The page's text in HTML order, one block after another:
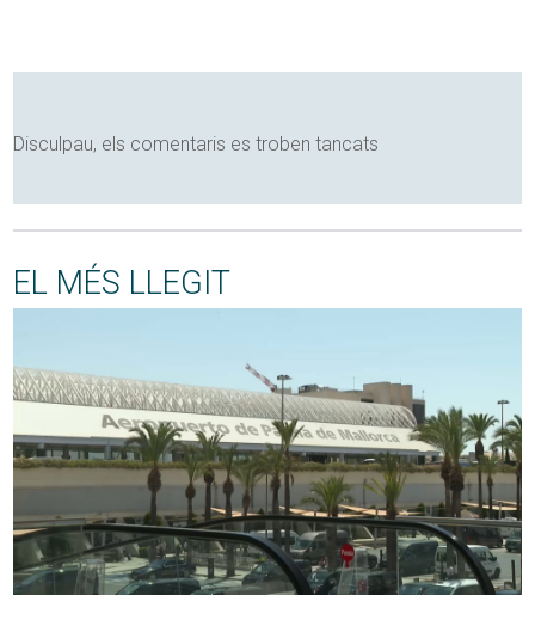
Disculpau, els comentaris es troben tancats
EL MÉS LLEGIT